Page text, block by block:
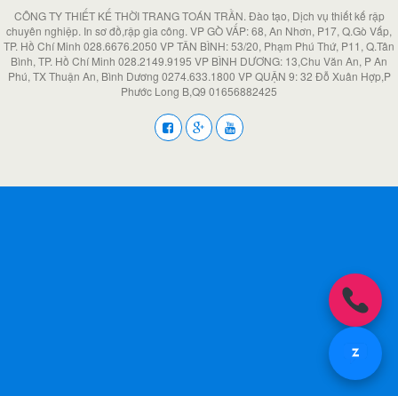
CÔNG TY THIẾT KẾ THỜI TRANG TOÁN TRẦN. Đào tạo, Dịch vụ thiết kế rập
chuyên nghiệp. In sơ đồ,rập gia công. VP GÒ VẤP: 68, An Nhơn, P17, Q.Gò Vấp,
TP. Hồ Chí Minh 028.6676.2050 VP TÂN BÌNH: 53/20, Phạm Phú Thứ, P11, Q.Tân
Bình, TP. Hồ Chí Minh 028.2149.9195 VP BÌNH DƯƠNG: 13,Chu Văn An, P An
Phú, TX Thuận An, Bình Dương 0274.633.1800 VP QUẬN 9: 32 Đỗ Xuân Hợp,P
Phước Long B,Q9 01656882425